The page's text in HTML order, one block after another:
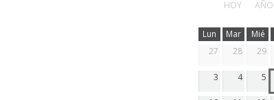
HOY AÑO
Lun Mar Mié
27
28 29
3 4 5